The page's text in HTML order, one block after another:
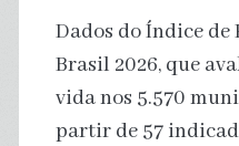
Dados do Índice de
Brasil 2026, que
vida nos 5.570
partir de 57